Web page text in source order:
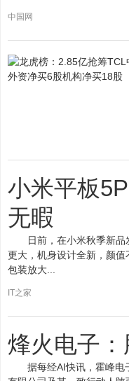
中国网
小米平板
无暇
日前，在小米秋季新
更大，机身设计全新，颜
包装放大...
IT之家
烽火电子
据每经AI快讯，霍峰电